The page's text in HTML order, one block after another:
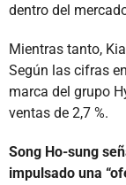
dentro del
Mientras tanto,
Según las cifras
marca del grupo
ventas de 2,7 %.
Song Ho-sung
impulsado una